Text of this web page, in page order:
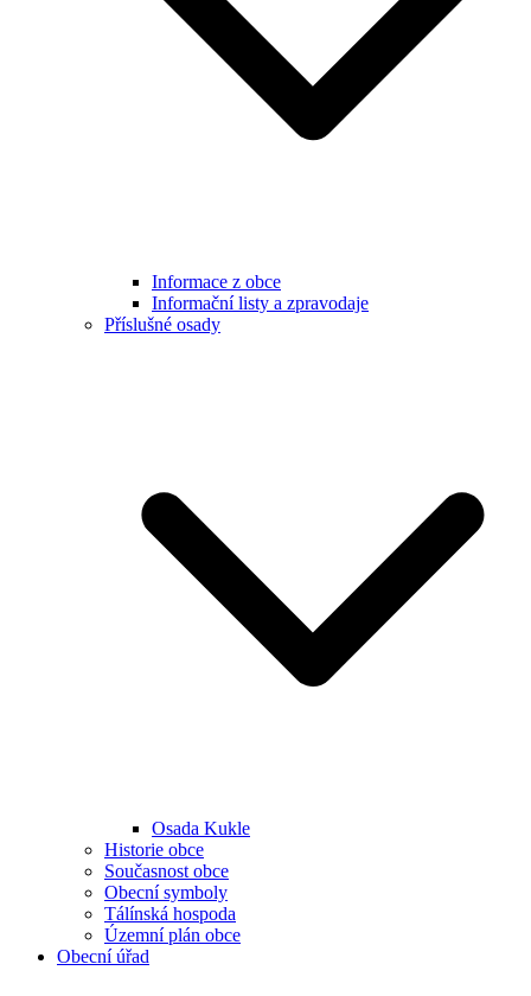
Informace z obce
Informační listy a zpravodaje
Příslušné osady
Osada Kukle
Historie obce
Současnost obce
Obecní symboly
Tálínská hospoda
Územní plán obce
Obecní úřad